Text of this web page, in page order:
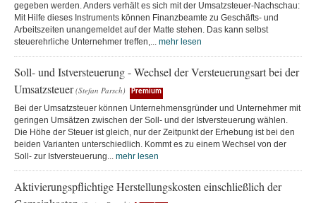
gegeben werden. Anders verhält es sich mit der Umsatzsteuer-Nachschau:
Mit Hilfe dieses Instruments können Finanzbeamte zu Geschäfts- und
Arbeitszeiten unangemeldet auf der Matte stehen. Das kann selbst
steuerehrliche Unternehmer treffen,... mehr lesen
Soll- und Istversteuerung - Wechsel der Versteuerungsart bei der
Umsatzsteuer (Stefan Parsch) Premium
Bei der Umsatzsteuer können Unternehmensgründer und Unternehmer mit
geringen Umsätzen zwischen der Soll- und der Istversteuerung wählen.
Die Höhe der Steuer ist gleich, nur der Zeitpunkt der Erhebung ist bei den
beiden Varianten unterschiedlich. Kommt es zu einem Wechsel von der
Soll- zur Istversteuerung... mehr lesen
Aktivierungspflichtige Herstellungskosten einschließlich der